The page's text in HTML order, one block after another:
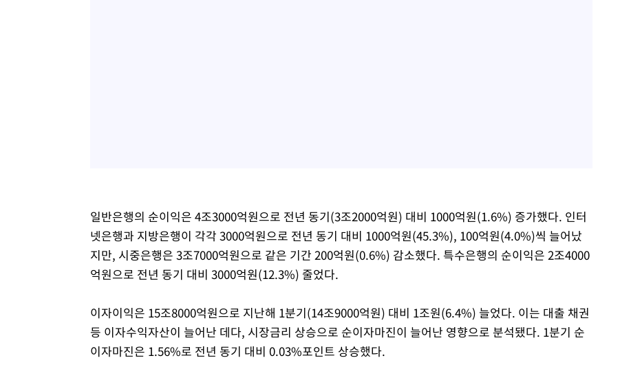
일반은행의 순이익은 4조3000억원으로 전년 동기(3조2000억원) 대비 1000억원(1.6%) 증가했다. 인터
넷은행과 지방은행이 각각 3000억원으로 전년 동기 대비 1000억원(45.3%), 100억원(4.0%)씩 늘어났
지만, 시중은행은 3조7000억원으로 같은 기간 200억원(0.6%) 감소했다. 특수은행의 순이익은 2조4000
억원으로 전년 동기 대비 3000억원(12.3%) 줄었다.
이자이익은 15조8000억원으로 지난해 1분기(14조9000억원) 대비 1조원(6.4%) 늘었다. 이는 대출 채권
등 이자수익자산이 늘어난 데다, 시장금리 상승으로 순이자마진이 늘어난 영향으로 분석됐다. 1분기 순
이자마진은 1.56%로 전년 동기 대비 0.03%포인트 상승했다.